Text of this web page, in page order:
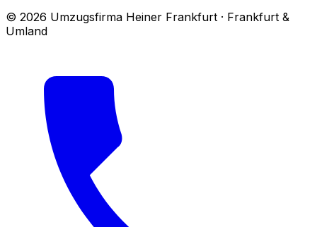
© 2026 Umzugsfirma Heiner Frankfurt · Frankfurt &
Umland